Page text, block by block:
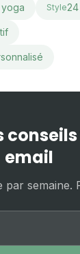
Style
email
par semaine.